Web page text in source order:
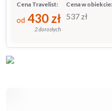
Cena w obiekcie:
537 zł
Cena Travelist:
od 430 zł
2 dorosłych